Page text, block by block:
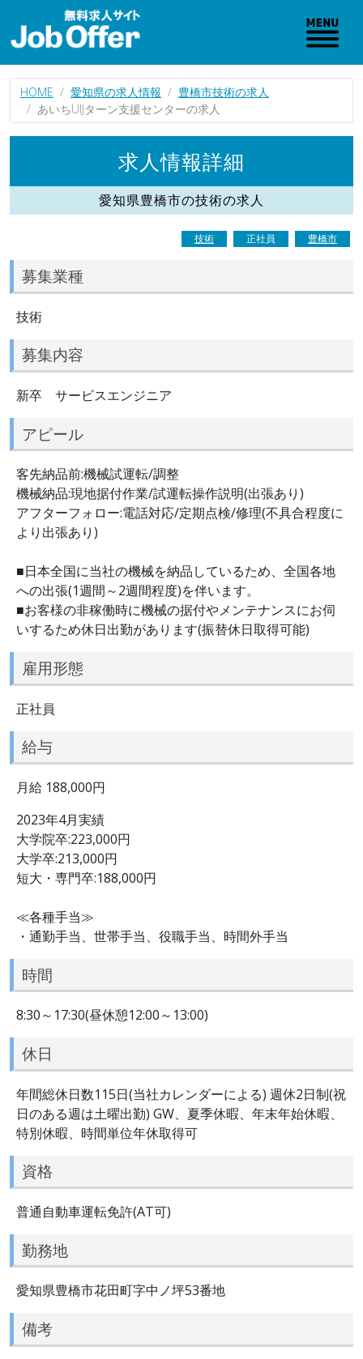
HOME 愛知県の求人情報
豊橋市技術の求人
あいちUIJターン支援センターの求人
求人情報詳細
愛知県豊橋市の技術の求人
技術 正社員 豊橋市
募集業種
技術
募集内容
新卒 サービスエンジニア
アピール
客先納品前:機械試運転/調整
機械納品:現地据付作業/試運転操作説明(出張あり)
アフターフォロー:電話対応/定期点検/修理(不具合程度に
より出張あり)
■日本全国に当社の機械を納品しているため、全国各地
への出張(1週間～2週間程度)を伴います。
■お客様の非稼働時に機械の据付やメンテナンスにお伺
いするため休日出勤があります(振替休日取得可能)
雇用形態
正社員
給与
月給 188,000円
2023年4月実績
大学院卒:223,000円
大学卒:213,000円
短大・専門卒:188,000円
≪各種手当≫
・通勤手当、世帯手当、役職手当、時間外手当
時間
8:30～17:30(昼休憩12:00～13:00)
休日
年間総休日数115日(当社カレンダーによる) 週休2日制(祝
日のある週は土曜出勤) GW、夏季休暇、年末年始休暇、
特別休暇、時間単位年休取得可
資格
普通自動車運転免許(AT可)
勤務地
愛知県豊橋市花田町字中ノ坪53番地
備考